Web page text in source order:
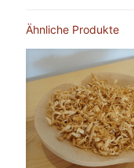
Ähnliche Produkte